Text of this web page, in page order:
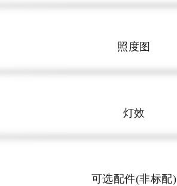
照度图
灯效
可选配件(非标配)